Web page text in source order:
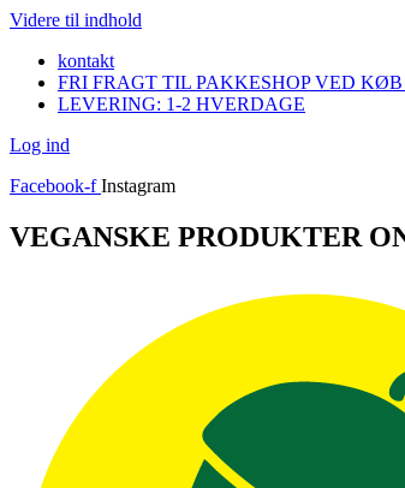
Videre til indhold
kontakt
FRI FRAGT TIL PAKKESHOP VED KØB
LEVERING: 1-2 HVERDAGE
Log ind
Facebook-f Instagram
VEGANSKE PRODUKTER